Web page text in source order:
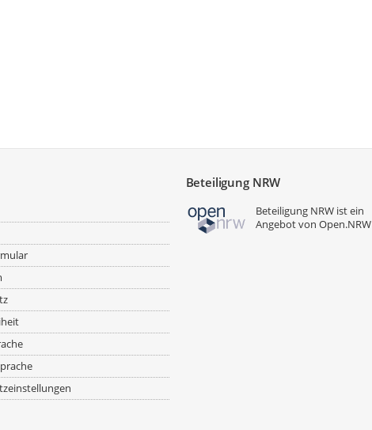
Beteiligung NRW
Beteiligung NRW ist ein
Angebot vonOpen.NRW